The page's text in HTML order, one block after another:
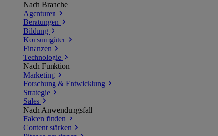
Nach Branche
Agenturen
Beratungen
Bildung
Konsumgüter
Finanzen
Technologie
Nach Funktion
Marketing
Forschung & Entwicklung
Strategie
Sales
Nach Anwendungsfall
Fakten finden
Content stärken